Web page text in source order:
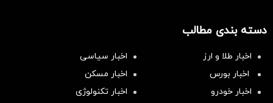
دسته بندی مطالب
اخبار طلا و ارز
اخبار سیاسی
اخبار بورس
اخبار مسکن
اخبار خودرو
اخبار تکنولوژی